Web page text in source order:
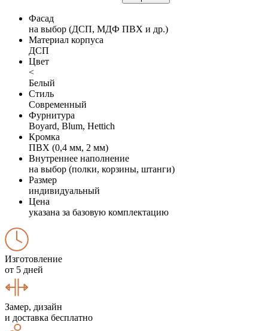
Фасад
на выбор (ДСП, МДФ ПВХ и др.)
Материал корпуса
ДСП
Цвет
<
Белый
Стиль
Современный
Фурнитура
Boyard, Blum, Hettich
Кромка
ПВХ (0,4 мм, 2 мм)
Внутреннее наполнение
на выбор (полки, корзины, штанги)
Размер
индивидуальный
Цена
указана за базовую комплектацию
Изготовление
от 5 дней
Замер, дизайн
и доставка бесплатно